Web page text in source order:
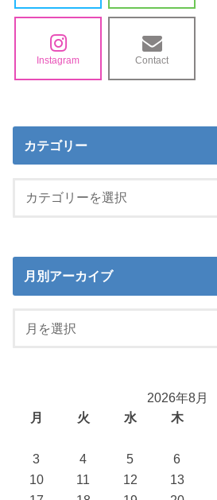
Instagram Contact
カテゴリー
月別アーカイブ
2026年8月
月
火 水 木
3
4 5 6
10
11 12 13